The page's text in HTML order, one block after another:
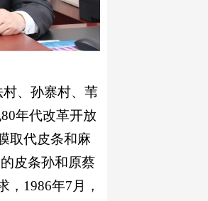
、孙寨村、苇
年代改革开放
取代皮条和麻
皮条孙和原蔡
1986年7月，